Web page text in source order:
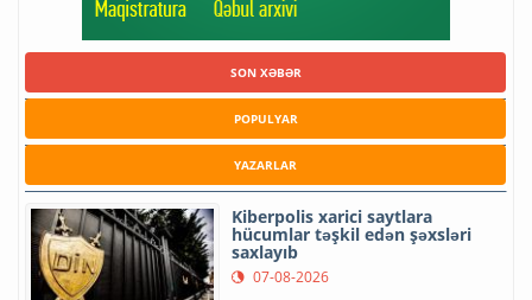
SON XƏBƏR
POPULYAR
YAZARLAR
Kiberpolis xarici saytlara
hücumlar təşkil edən şəxsləri
saxlayıb
07-08-2026